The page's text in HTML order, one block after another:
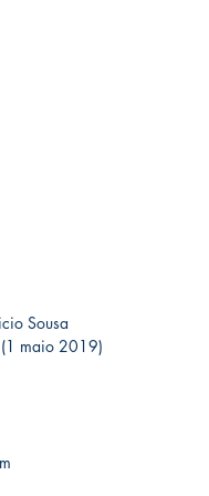
Sousa
(1 maio 2019)